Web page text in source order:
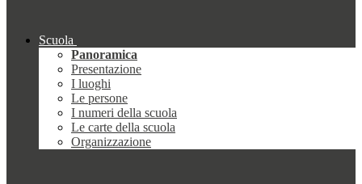
Scuola
Panoramica
Presentazione
I luoghi
Le persone
I numeri della scuola
Le carte della scuola
Organizzazione